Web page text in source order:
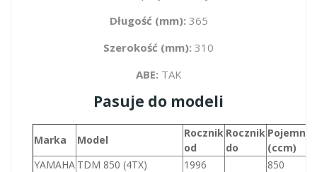
Długość (mm): 365
Szerokość (mm): 310
ABE: TAK
Pasuje do modeli
Marka Model
Rocznik
od
Rocznik
do
(ccm)
YAMAHA TDM 850 (4TX) 1996
850